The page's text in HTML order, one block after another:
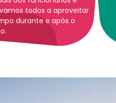
todos a aproveitar
durante e após o